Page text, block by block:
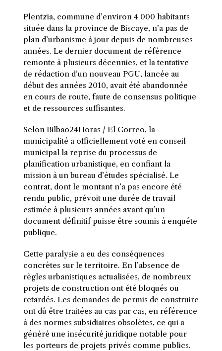
Plentzia, commune d’environ 4 000 habitants
située dans la province de Biscaye, n’a pas de
plan d’urbanisme à jour depuis de nombreuses
années. Le dernier document de référence
remonte à plusieurs décennies, et la tentative
de rédaction d’un nouveau PGU, lancée au
début des années 2010, avait été abandonnée
en cours de route, faute de consensus politique
et de ressources suffisantes.
Selon Bilbao24Horas / El Correo, la
municipalité a officiellement voté en conseil
municipal la reprise du processus de
planification urbanistique, en confiant la
mission à un bureau d’études spécialisé. Le
contrat, dont le montant n’a pas encore été
rendu public, prévoit une durée de travail
estimée à plusieurs années avant qu’un
document définitif puisse être soumis à enquête
publique.
Cette paralysie a eu des conséquences
concrètes sur le territoire. En l’absence de
règles urbanistiques actualisées, de nombreux
projets de construction ont été bloqués ou
retardés. Les demandes de permis de construire
ont dû être traitées au cas par cas, en référence
à des normes subsidiaires obsolètes, ce qui a
généré une insécurité juridique notable pour
les porteurs de projets privés comme publics.